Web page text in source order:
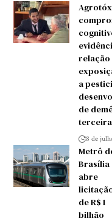
a
de
8 de
Metrô
Brasília
abre
de R$ 1
bilhão